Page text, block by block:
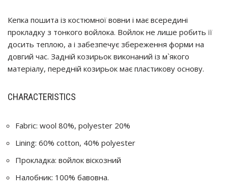
Кепка пошита із костюмної вовни і має всередині
прокладку з тонкого войлока. Войлок не лише робить її
досить теплою, а і забезпечує збереження форми на
довгий час. Задній козирьок виконаний із м`якого
матеріалу, передній козирьок має пластикову основу.
CHARACTERISTICS
Fabric: wool 80%, polyester 20%
Lining: 60% cotton, 40% polyester
Прокладка: войлок віскозний
Налобник: 100% бавовна.